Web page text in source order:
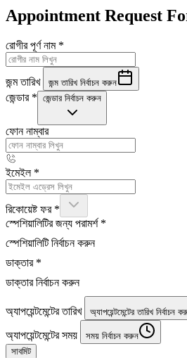
Appointment Request
রোগীর পূর্ণ নাম *
জন্ম তারিখ জন্ম তারিখ নির্বাচন করুন
জেন্ডার * জেন্ডার নির্বাচন করুন
ফোন নাম্বার
ইমেইল *
রিকোয়েষ্ট ফর *
স্পেশিয়ালিটির জন্য পরামর্শ *
স্পেশিয়ালিটি নির্বাচন করুন
ডাক্তার *
ডাক্তার নির্বাচন করুন
অ্যাপয়েন্টমেন্টের তারিখ অ্যাপয়েন্টমেন্টের তারিখ নির্বাচন
অ্যাপয়েন্টমেন্টের সময়
সময় নির্বাচন করুন
সাবমিট